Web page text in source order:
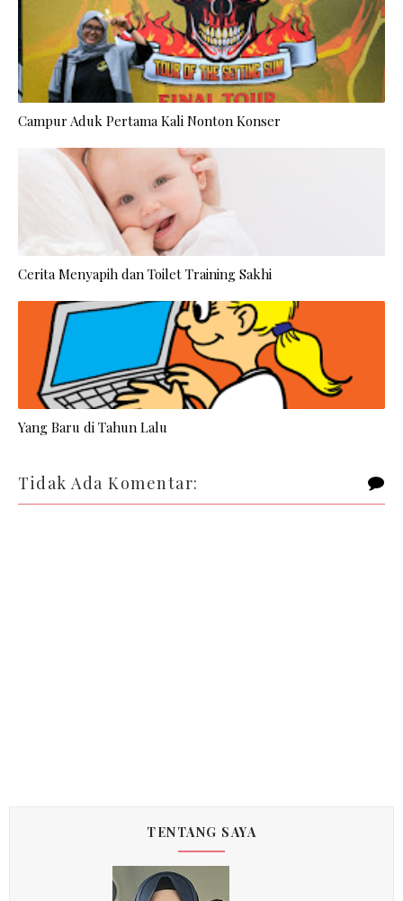
Campur Aduk Pertama Kali Nonton Konser
Cerita Menyapih dan Toilet Training Sakhi
Yang Baru di Tahun Lalu
Tidak Ada Komentar:
TENTANG SAYA